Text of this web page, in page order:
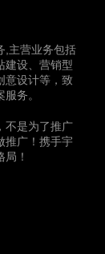
,主营业务包括
建设、营销型
意设计等，致
务。
不是为了推广
推广！携手宇
！